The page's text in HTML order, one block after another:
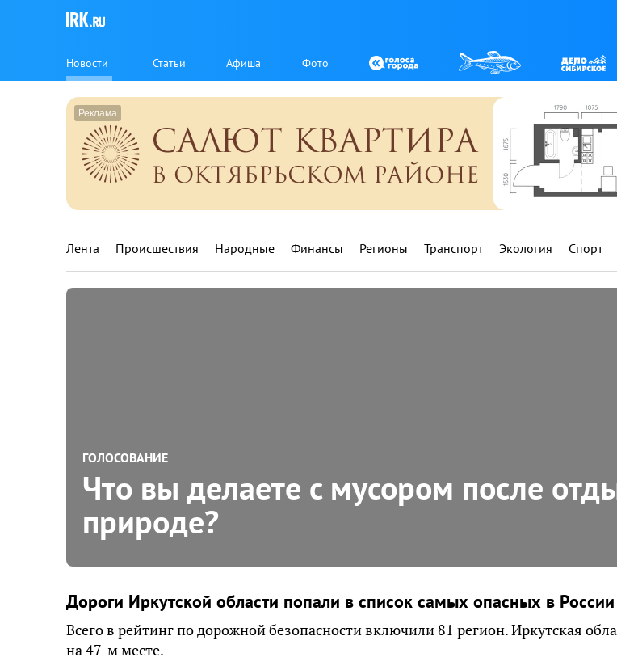
Новости Статьи Афиша Фото
Лента Происшествия Народные Финансы Регионы Транспорт Экология Спорт
ГОЛОСОВАНИЕ
Что вы делаете с мусором после
природе?
Дороги Иркутской области попали в список самых опасных в России
Всего в рейтинг по дорожной безопасности включили 81 регион. Иркутская
на 47-м месте.